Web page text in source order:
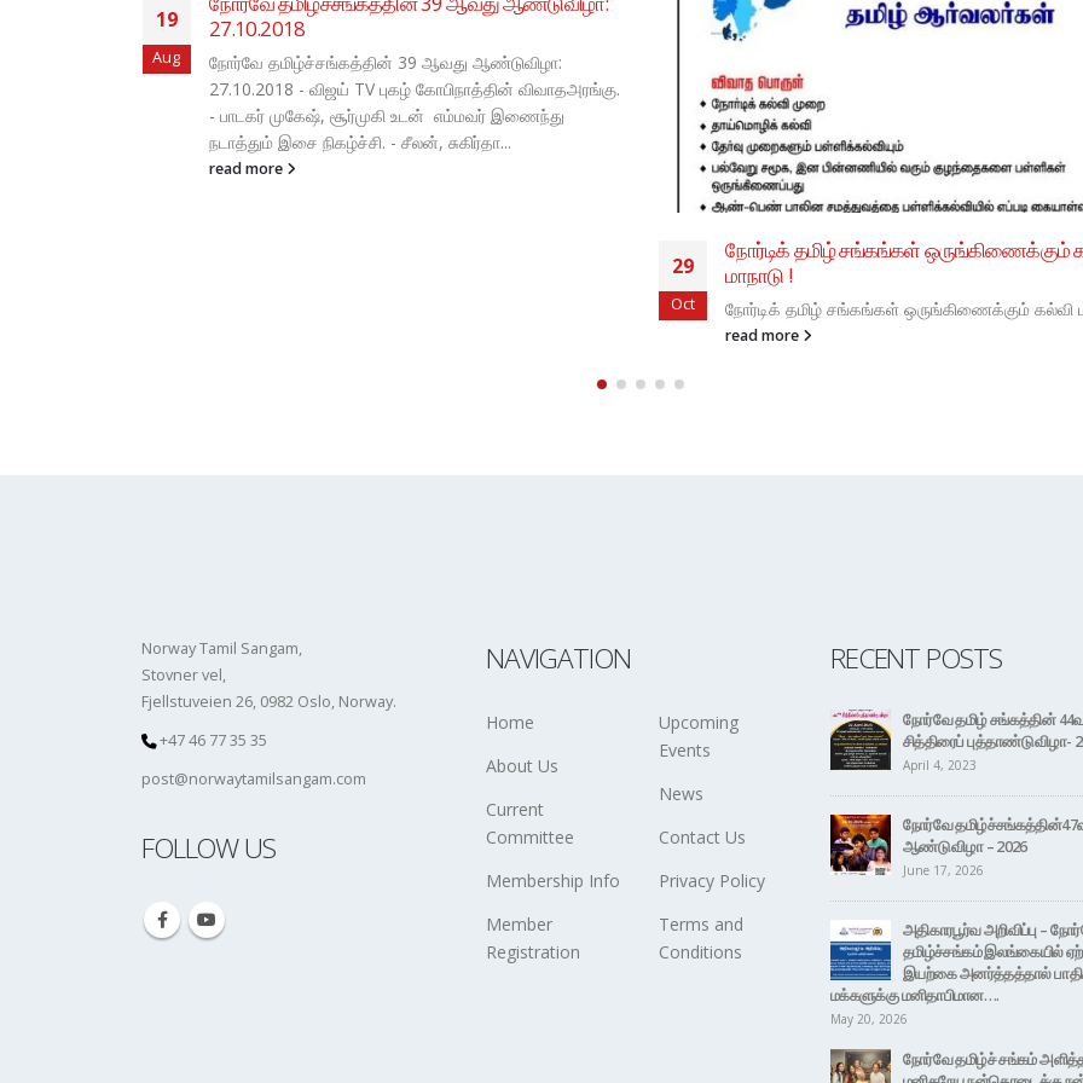
மற்றும் மனிதநேயம் கொண்ட அனைவர்க்கும்
மற்றும் மனிதநேயம் கொண்ட அனைவர்க்கும்
நோர்வே தமிழ் சங்கம் கோன்விட்-19 தொடர்பாய்,
வாரம் உங்கள் அனைவரிடம் அவசர உதவி கோரியமை
நினைவிருக்கலாம்....
read more
Norway Tamil Sangam,
Stovner vel,
Fjellstuveien 26, 0982 Oslo, Norway.
+47 46 77 35 35
post@norwaytamilsangam.com
FOLLOW US
NAVIGATION
Home
About Us
Current
Committee
Membership Info
Member
Registration
Upcoming
Events
News
Contact Us
Privacy Policy
Terms and
Conditions
RECENT POSTS
நோர்வே தமிழ் சங்கத்தின்
சித்திரைப் புத்தாண்டு விழா-
April 4, 2023
நோர்வே
ஆண்டு விழா – 2026
June 17, 2026
அதிகாரபூர்வ அறிவிப்பு –
தமிழ்ச்சங்கம் இலங்கையில்
இயற்கை அனர்த்தத்தால்
மக்களுக்கு மனிதாபிமான….
May 20, 2026
நோர்வே தமிழ்ச் சங்கம்